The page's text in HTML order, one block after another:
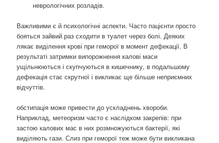
неврологічних розладів.
Важливими є й психологічні аспекти. Часто пацієнти просто
бояться зайвий раз сходити в туалет через болі. Деяких
лякає виділення крові при геморої в момент дефекації. В
результаті затримки випорожнення калові маси
ущільнюються і скупчуються в кишечнику, в подальшому
дефекація стає скрутної і викликає ще більше неприємних
відчуттів.
обстипація може привести до ускладнень хвороби.
Наприклад, метеоризм часто є наслідком закрепів: при
застою калових мас в них розмножуються бактерії, які
виділяють гази. Слиз при геморої теж може бути викликана